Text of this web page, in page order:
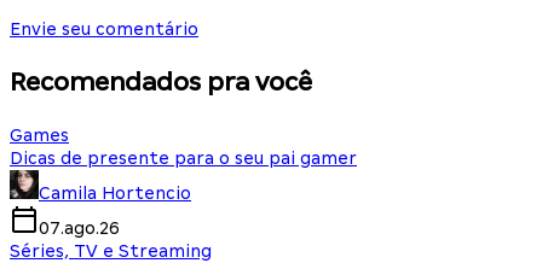
Envie seu comentário
Recomendados pra você
Games
Dicas de presente para o seu pai gamer
Camila Hortencio
07.ago.26
Séries, TV e Streaming